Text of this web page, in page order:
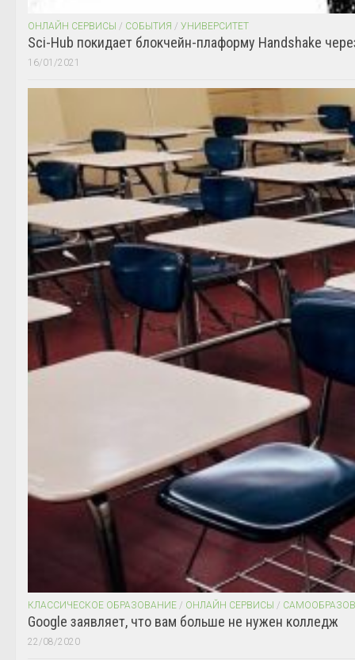
ОНЛАЙН СЕРВИСЫ / СОБЫТИЯ / УНИВЕРСИТЕТ
Sci-Hub покидает блокчейн-плаформу Handshake
16/01/2021
КЛАССИЧЕСКОЕ ОБРАЗОВАНИЕ / ОНЛАЙН СЕРВИСЫ /
Google заявляет, что вам больше не нужен колледж
22/08/2020